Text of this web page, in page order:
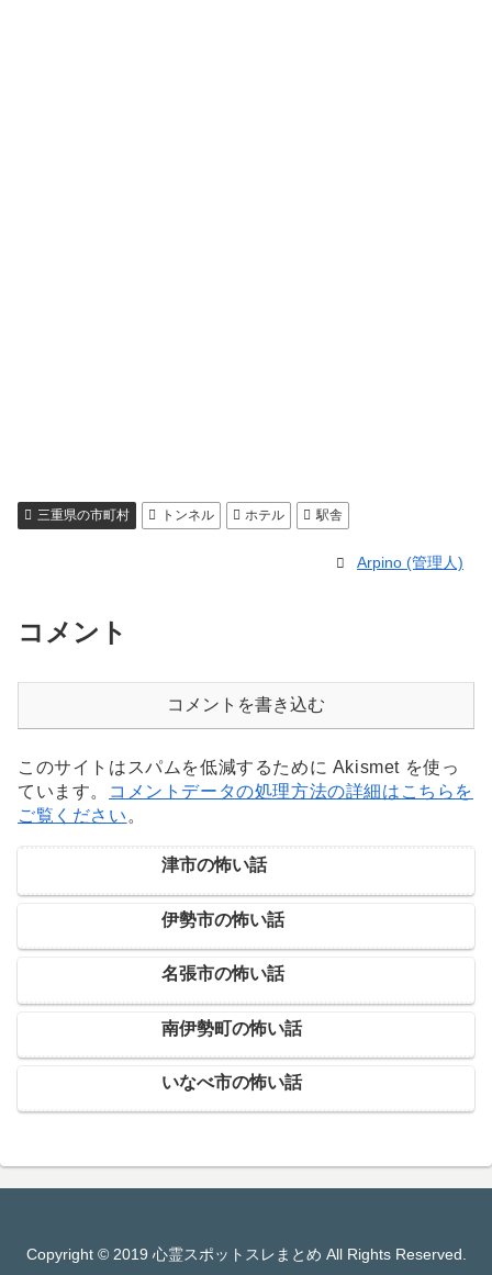
三重県の市町村 トンネル ホテル 駅舎
Arpino (管理人)
コメント
コメントを書き込む
このサイトはスパムを低減するために Akismet を使っ
ています。
コメントデータの処理方法の詳細はこちらを
ご覧ください 。
津市の怖い話
伊勢市の怖い話
名張市の怖い話
南伊勢町の怖い話
いなべ市の怖い話
Copyright © 2019 心霊スポットスレまとめ All Rights Reserved.